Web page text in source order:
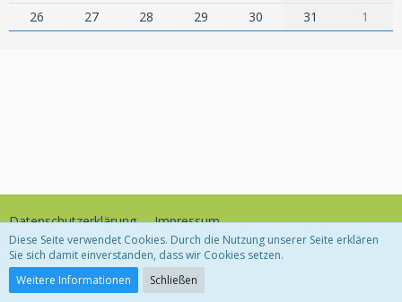
26
27 28 29 30 31 1
Datenschutzerklärung Impressum
Community-Software:
Diese Seite verwendet Cookies. Durch die Nutzung unserer Seite erklären
Sie sich damit einverstanden, dass wir Cookies setzen.
Weitere Informationen
Schließen